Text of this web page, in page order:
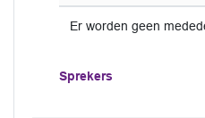
Er worden geen
Sprekers